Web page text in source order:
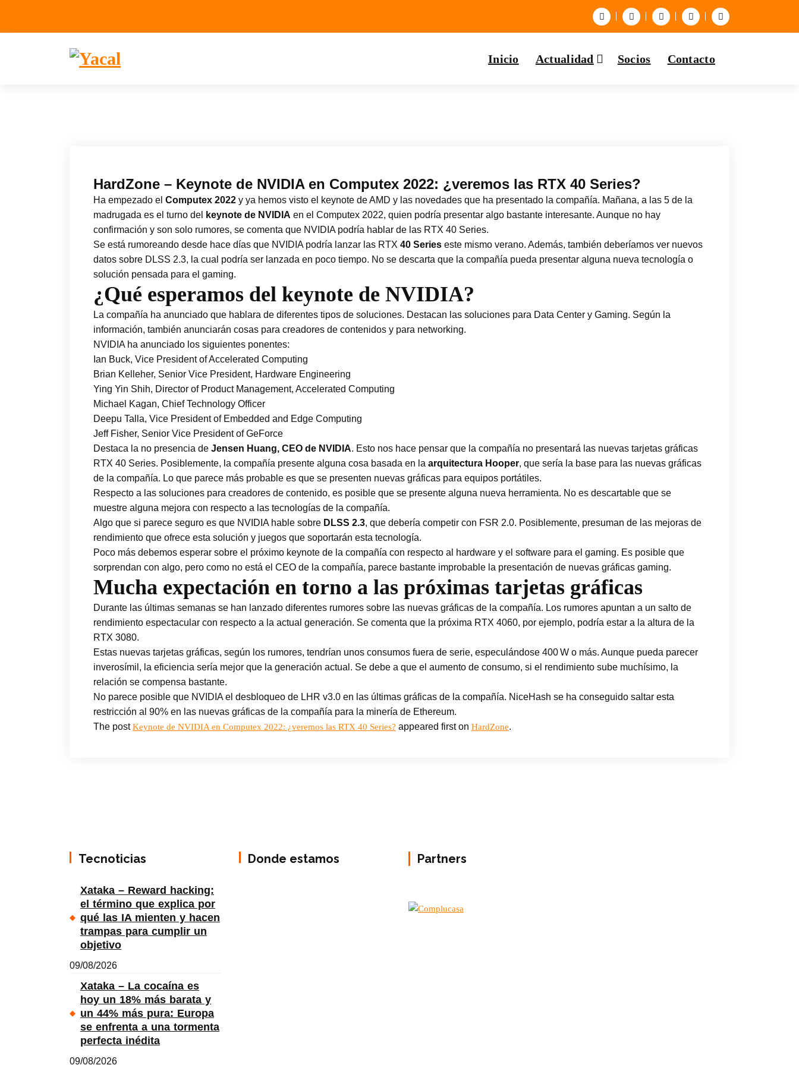
Inicio Actualidad Socios Contacto
HardZone – Keynote de NVIDIA en Computex 2022: ¿veremos las RTX 40 Series?
Ha empezado el Computex 2022 y ya hemos visto el keynote de AMD y las novedades que ha presentado la compañía. Mañana, a las 5 de la
madrugada es el turno del
keynote de NVIDIA en el Computex 2022, quien podría presentar algo bastante interesante. Aunque no hay
confirmación y son solo rumores, se comenta que NVIDIA podría hablar de las RTX 40 Series.
Se está rumoreando desde hace días que NVIDIA podría lanzar las RTX 40 Series este mismo verano. Además, también deberíamos ver nuevos
datos sobre DLSS 2.3, la cual podría ser lanzada en poco tiempo. No se descarta que la compañía pueda presentar alguna nueva tecnología o
solución pensada para el gaming.
¿Qué esperamos del keynote de NVIDIA?
La compañía ha anunciado que hablara de diferentes tipos de soluciones. Destacan las soluciones para Data Center y Gaming. Según la
información, también anunciarán cosas para creadores de contenidos y para networking.
NVIDIA ha anunciado los siguientes ponentes:
Ian Buck, Vice President of Accelerated Computing
Brian Kelleher, Senior Vice President, Hardware Engineering
Ying Yin Shih, Director of Product Management, Accelerated Computing
Michael Kagan, Chief Technology Officer
Deepu Talla, Vice President of Embedded and Edge Computing
Jeff Fisher, Senior Vice President of GeForce
Destaca la no presencia de Jensen Huang, CEO de NVIDIA. Esto nos hace pensar que la compañía no presentará las nuevas tarjetas gráficas
RTX 40 Series. Posiblemente, la compañía presente alguna cosa basada en la arquitectura Hooper, que sería la base para las nuevas gráficas
de la compañía. Lo que parece más probable es que se presenten nuevas gráficas para equipos portátiles.
Respecto a las soluciones para creadores de contenido, es posible que se presente alguna nueva herramienta. No es descartable que se
muestre alguna mejora con respecto a las tecnologías de la compañía.
Algo que si parece seguro es que NVIDIA hable sobre DLSS 2.3, que debería competir con FSR 2.0. Posiblemente, presuman de las mejoras de
rendimiento que ofrece esta solución y juegos que soportarán esta tecnología.
Poco más debemos esperar sobre el próximo keynote de la compañía con respecto al hardware y el software para el gaming. Es posible que
sorprendan con algo, pero como no está el CEO de la compañía, parece bastante improbable la presentación de nuevas gráficas gaming.
Mucha expectación en torno a las próximas tarjetas gráficas
Durante las últimas semanas se han lanzado diferentes rumores sobre las nuevas gráficas de la compañía. Los rumores apuntan a un salto de
rendimiento espectacular con respecto a la actual generación. Se comenta que la próxima RTX 4060, por ejemplo, podría estar a la altura de la
RTX 3080.
Estas nuevas tarjetas gráficas, según los rumores, tendrían unos consumos fuera de serie, especulándose 400 W o más. Aunque pueda parecer
inverosímil, la eficiencia sería mejor que la generación actual. Se debe a que el aumento de consumo, si el rendimiento sube muchísimo, la
relación se compensa bastante.
No parece posible que NVIDIA el desbloqueo de LHR v3.0 en las últimas gráficas de la compañía. NiceHash se ha conseguido saltar esta
restricción al 90% en las nuevas gráficas de la compañía para la minería de Ethereum.
The postKeynote de NVIDIA en Computex 2022: ¿veremos las RTX 40 Series? appeared first on HardZone.
Tecnoticias
Xataka – Reward hacking:
el término que explica por
qué las IA mienten y hacen
trampas para cumplir un
objetivo
09/08/2026
Xataka – La cocaína es
hoy un 18% más barata y
un 44% más pura: Europa
se enfrenta a una tormenta
perfecta inédita
09/08/2026
Donde estamos Partners